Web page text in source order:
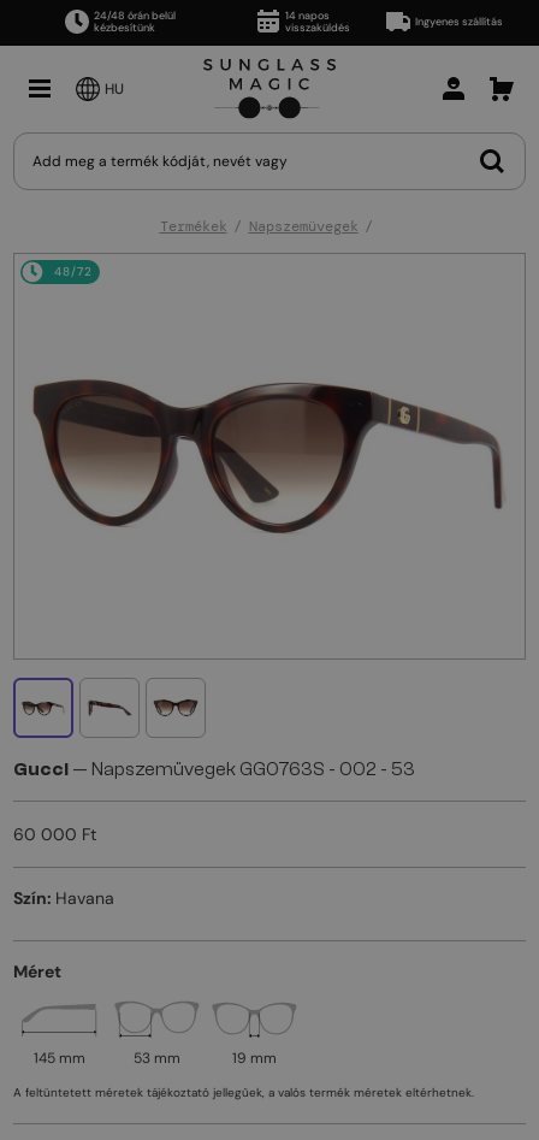
24/48 órán belül
kézbesítünk
14 napos
visszaküldés
Ingyenes szállítás
HU
Termékek Napszemüvegek
48/72
Gucci — Napszemüvegek GG0763S - 002 - 53
60 000 Ft
Szín: Havana
Méret
145 mm 53 mm 19 mm
A feltüntetett méretek tájékoztató jellegűek, a valós termék méretek eltérhetnek.